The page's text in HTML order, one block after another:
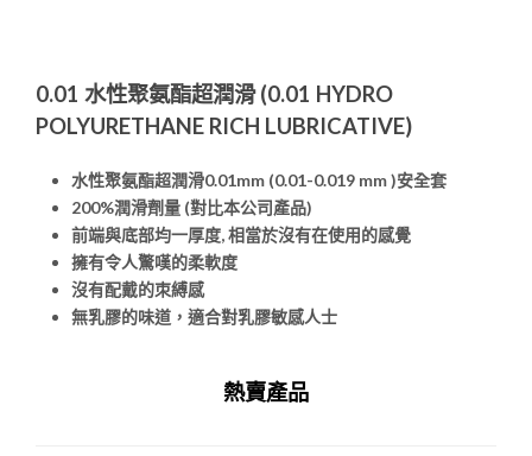
0.01 水性聚氨酯超潤滑(0.01 HYDRO
POLYURETHANE RICH LUBRICATIVE)
水性聚氨酯超潤滑0.01mm (0.01-0.019 mm )安全套
200%潤滑劑量 (對比本公司產品)
前端與底部均一厚度,相當於沒有在使用的感覺
擁有令人驚嘆的柔軟度
沒有配戴的朿縛感
無乳膠的味道，適合對乳膠敏感人士
熱賣產品